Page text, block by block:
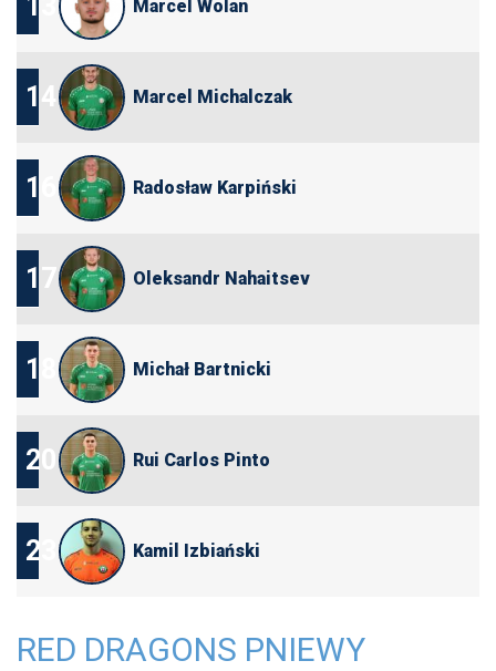
Marcel Wolan
14 Marcel Michalczak
16 Radosław Karpiński
17 Oleksandr Nahaitsev
18 Michał Bartnicki
20 Rui Carlos Pinto
23 Kamil Izbiański
RED DRAGONS PNIEWY